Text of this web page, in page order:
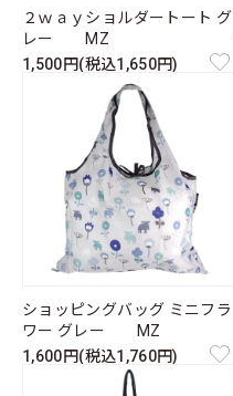
２ｗａｙショルダートート グ
レー MZ
1,500円(税込1,650円)
ショッピングバッグ ミニフラ
ワー グレー MZ
1,600円(税込1,760円)